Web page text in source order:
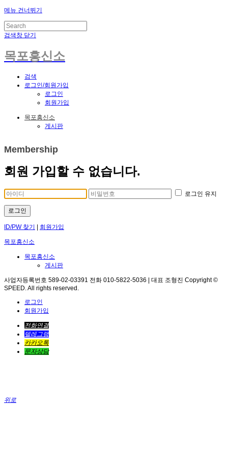
메뉴 건너뛰기
검색창 닫기
목포흥신소
검색
로그인/회원가입
로그인
회원가입
목포흥신소
게시판
Membership
회원 가입할 수 없습니다.
로그인 유지
로그인
ID/PW 찾기 회원가입
목포흥신소
목포흥신소
게시판
사업자등록번호 589-02-03391 전화 010-5822-5036 | 대표 조형진 Copyright ©
SPEED. All rights reserved.
로그인
회원가입
전화연결
텔레그램
카카오톡
문자상담
위로